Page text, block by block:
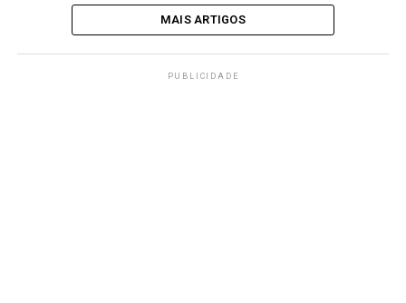
MAIS ARTIGOS
PUBLICIDADE